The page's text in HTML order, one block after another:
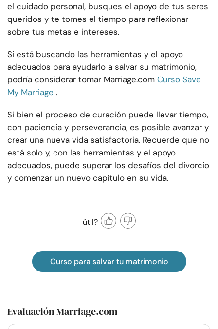
el cuidado personal, busques el apoyo de tus seres
queridos y te tomes el tiempo para reflexionar
sobre tus metas e intereses.
Si está buscando las herramientas y el apoyo
adecuados para ayudarlo a salvar su matrimonio,
podría considerar tomar Marriage.com Curso Save
My Marriage .
Si bien el proceso de curación puede llevar tiempo,
con paciencia y perseverancia, es posible avanzar y
crear una nueva vida satisfactoria. Recuerde que no
está solo y, con las herramientas y el apoyo
adecuados, puede superar los desafíos del divorcio
y comenzar un nuevo capítulo en su vida.
útil?
Curso para salvar tu matrimonio
Evaluación Marriage.com